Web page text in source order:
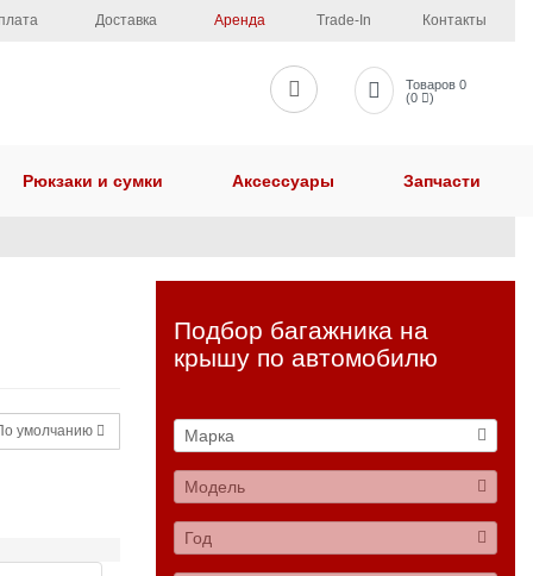
Доставка Аренда Trade-In Контакты
Товаров 0
(0
)
Рюкзаки и сумки Аксессуары Запчасти
умолчанию
Подбор багажника на
крышу по автомобилю
Марка
Модель
Год